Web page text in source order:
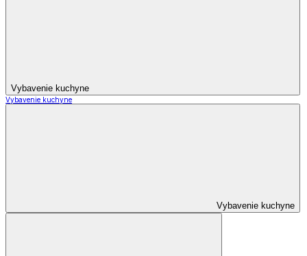
Vybavenie kuchyne
Vybavenie kuchyne
Vybavenie kuchyne